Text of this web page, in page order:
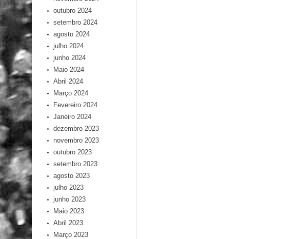
outubro 2024
setembro 2024
agosto 2024
julho 2024
junho 2024
Maio 2024
Abril 2024
Março 2024
Fevereiro 2024
Janeiro 2024
dezembro 2023
novembro 2023
outubro 2023
setembro 2023
agosto 2023
julho 2023
junho 2023
Maio 2023
Abril 2023
Março 2023